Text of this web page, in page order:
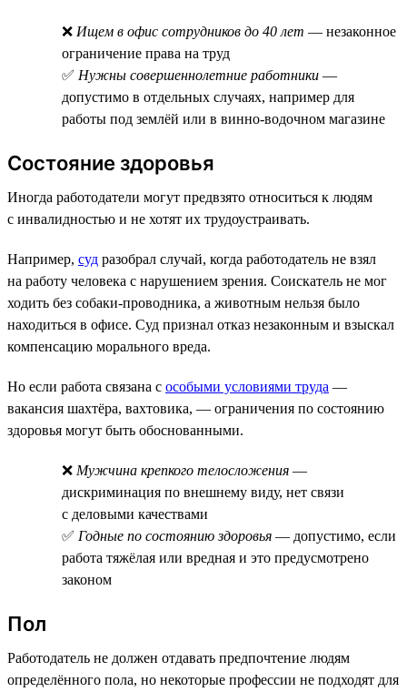
❌ Ищем в офис сотрудников до 40 лет — незаконное
ограничение права на труд
✅ Нужны совершеннолетние работники —
допустимо в отдельных случаях, например для
работы под землёй или в винно-водочном магазине
Состояние здоровья
Иногда работодатели могут предвзято относиться к людям
с инвалидностью и не хотят их трудоустраивать.
Например, суд разобрал случай, когда работодатель не взял
на работу человека с нарушением зрения. Соискатель не мог
ходить без собаки-проводника, а животным нельзя было
находиться в офисе. Суд признал отказ незаконным и взыскал
компенсацию морального вреда.
Но если работа связана с особыми условиями труда —
вакансия шахтёра, вахтовика, — ограничения по состоянию
здоровья могут быть обоснованными.
❌ Мужчина крепкого телосложения —
дискриминация по внешнему виду, нет связи
с деловыми качествами
✅ Годные по состоянию здоровья — допустимо, если
работа тяжёлая или вредная и это предусмотрено
законом
Пол
Работодатель не должен отдавать предпочтение людям
определённого пола, но некоторые профессии не подходят для